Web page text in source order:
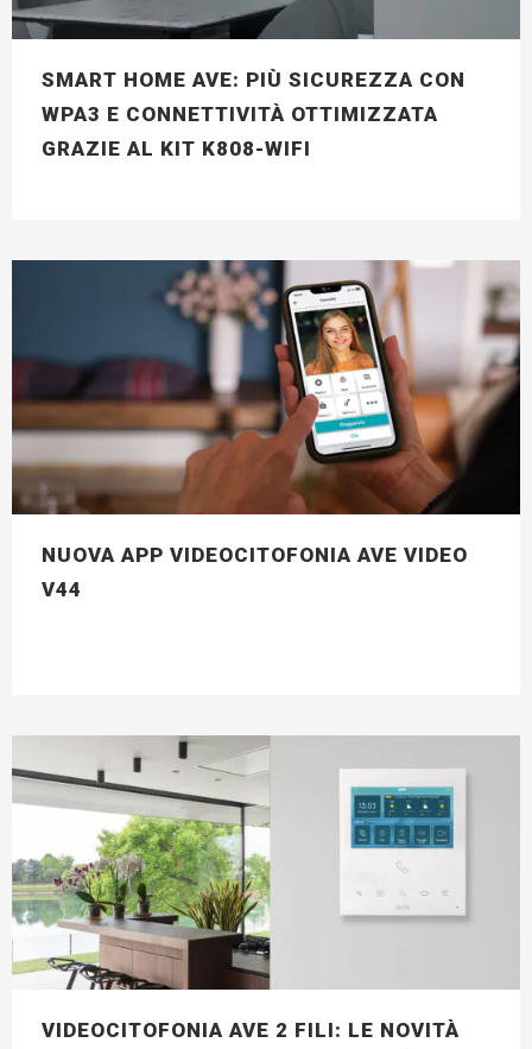
SMART HOME AVE: PIÙ SICUREZZA CON
WPA3 E CONNETTIVITÀ OTTIMIZZATA
GRAZIE AL KIT K808-WIFI
NUOVA APP VIDEOCITOFONIA AVE VIDEO
V44
VIDEOCITOFONIA AVE 2 FILI: LE NOVITÀ